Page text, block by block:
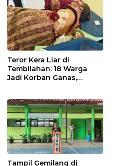
Teror Kera Liar di
Tembilahan: 18 Warga
Jadi Korban Ganas,
Tampil Gemilang di